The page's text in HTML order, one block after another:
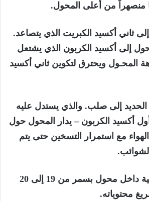
منصهراً من أعلى المحول.
ثاني أكسيد الكبريت الذي يتصاعد.
إلى أكسيد الكربون الذي يشتعل
المحـول ويحترق لتكوين ثاني أكسيد
الحديد إلى صلب. والذي يستدل عليه
أكسيد الكربون – يدار المحول حول
مع استمرار التسخين حتى يتم
– وتحتاج هذه العملية داخل محول بسمر من 19 إلى 20
محتوياته.